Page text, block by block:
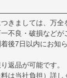
きましては、万全
不良・破損などが
後7日以内にお知
返品が可能です。
は当社負担）詳し